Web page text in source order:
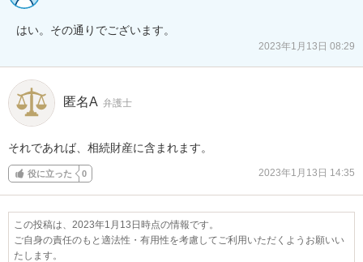
はい。その通りでございます。
2023年1月13日 08:29
匿名A 弁護士
それであれば、相続財産に含まれます。
役に立った 0 2023年1月13日 14:35
この投稿は、2023年1月13日時点の情報です。
ご自身の責任のもと適法性・有用性を考慮してご利用いただくようお願いい
たします。